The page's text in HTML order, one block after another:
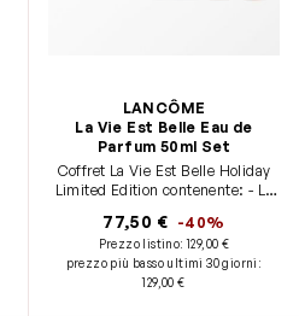
LANCÔME
La Vie Est Belle Eau de
Parfum 50ml Set
Coffret La Vie Est Belle Holiday
Limited Edition contenente: - La
(50ml) - Latte Corpo La Vie Est
Belle - formato viaggio (50ml) -
Shower Gel - formato viaggio
(50ml)
77,50 € -40%
Prezzo listino:129,00 €
prezzo più basso ultimi 30 giorni :
129,00 €